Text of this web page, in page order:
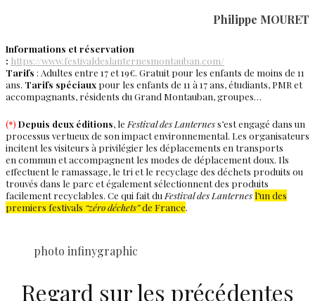
Philippe MOURET
Informations et réservation
: https://www.festivaldeslanternesmontauban.com/
Tarifs : Adultes entre 17 et 19€. Gratuit pour les enfants de moins de 11
ans. Tarifs spéciaux pour les enfants de 11 à 17 ans, étudiants, PMR et
accompagnants, résidents du Grand Montauban, groupes…
(*) Depuis deux éditions, le Festival des Lanterness’est engagé dans un
processus vertueux de son impact environnemental. Les organisateurs
incitent les visiteurs à privilégier les déplacements en transports
en commun et accompagnent les modes de déplacement doux. Ils
effectuent le ramassage, le tri et le recyclage des déchets produits ou
trouvés dans le parc et également sélectionnent des produits
facilement recyclables. Ce qui fait du Festival des Lanternes l’un des
premiers festivals “zéro déchets”de France.
photo infinygraphic
Regard sur les précédentes